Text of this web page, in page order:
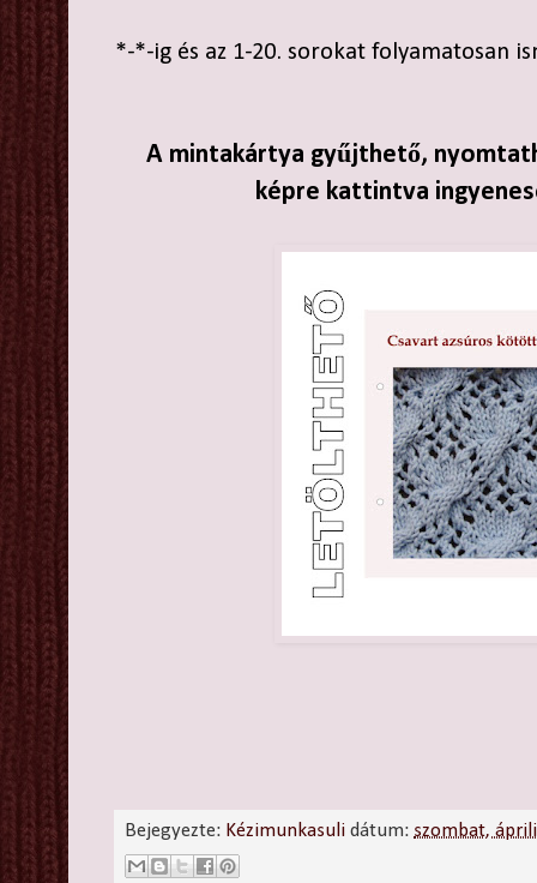
*-*-ig és az 1-20. sorokat folyamatosan
A mintakártya gyűjthető,
képre kattintva
Bejegyezte: Kézimunkasuli dátum: szombat,